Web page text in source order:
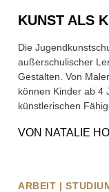
KUNST ALS
Die
außerschulischer
Gestalten. Von
können Kinder ab 4
künstlerischen
VON NATALIE
ARBEIT |